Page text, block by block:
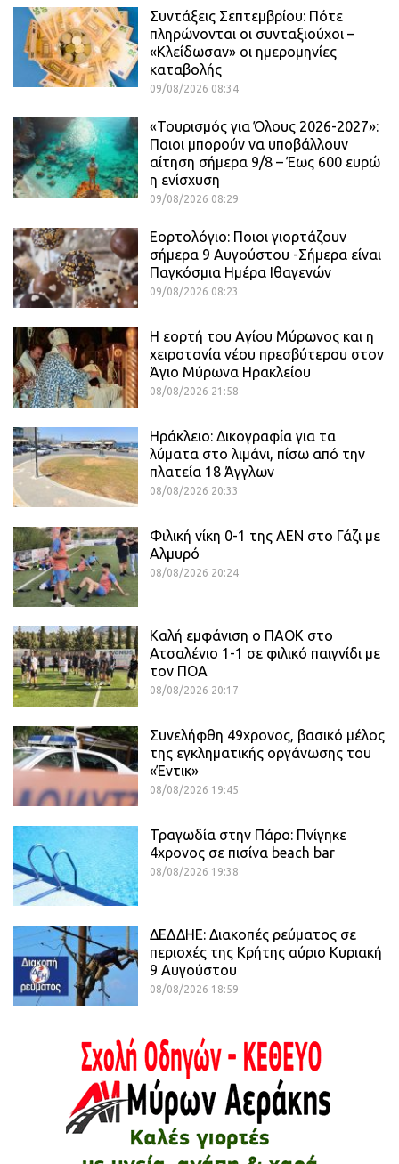
Συντάξεις Σεπτεμβρίου: Πότε
πληρώνονται οι συνταξιούχοι –
«Κλείδωσαν» οι ημερομηνίες
καταβολής
09/08/2026 08:34
«Τουρισμός για Όλους 2026-2027»:
Ποιοι μπορούν να υποβάλλουν
αίτηση σήμερα 9/8 – Έως 600 ευρώ
η ενίσχυση
09/08/2026 08:29
Εορτολόγιο: Ποιοι γιορτάζουν
σήμερα 9 Αυγούστου -Σήμερα είναι
Παγκόσμια Ημέρα Ιθαγενών
09/08/2026 08:23
Η εορτή του Αγίου Μύρωνος και η
χειροτονία νέου πρεσβύτερου στον
Άγιο Μύρωνα Ηρακλείου
08/08/2026 21:58
Ηράκλειο: Δικογραφία για τα
λύματα στο λιμάνι, πίσω από την
πλατεία 18 Άγγλων
08/08/2026 20:33
Φιλική νίκη 0-1 της ΑΕΝ στο Γάζι με
Αλμυρό
08/08/2026 20:24
Καλή εμφάνιση ο ΠΑΟΚ στο
Ατσαλένιο 1-1 σε φιλικό παιγνίδι με
τον ΠΟΑ
08/08/2026 20:17
Συνελήφθη 49χρονος, βασικό μέλος
της εγκληματικής οργάνωσης του
«Έντικ»
08/08/2026 19:45
Τραγωδία στην Πάρο: Πνίγηκε
4χρονος σε πισίνα beach bar
08/08/2026 19:38
ΔΕΔΔΗΕ: Διακοπές ρεύματος σε
περιοχές της Κρήτης αύριο Κυριακή
9 Αυγούστου
08/08/2026 18:59